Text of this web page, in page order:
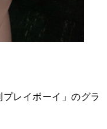
レイボーイ」のグラ